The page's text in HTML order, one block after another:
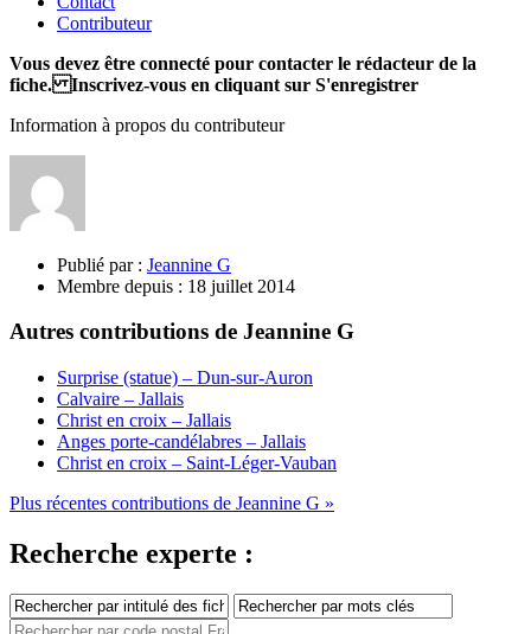
Contributeur
Vous devez être connecté pour contacter le rédacteur de la
fiche. Inscrivez-vous en cliquant sur S'enregistrer
Information à propos du contributeur
Publié par : Jeannine G
Membre depuis : 18 juillet 2014
Autres contributions de Jeannine G
Surprise (statue) – Dun-sur-Auron
Calvaire – Jallais
Christ en croix – Jallais
Anges porte-candélabres – Jallais
Christ en croix – Saint-Léger-Vauban
Plus récentes contributions de Jeannine G »
Recherche experte :